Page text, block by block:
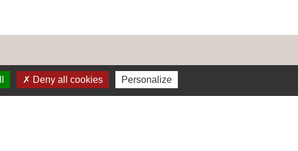
Deny all cookies Personalize